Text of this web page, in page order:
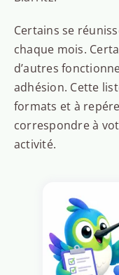
Certains se
chaque mois.
d’autres
adhésion. Cette
formats et à
correspondre à
activité.